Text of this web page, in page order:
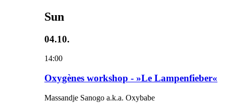
Sun
04.10.
14:00
Oxygènes workshop - »Le Lampenfieber«
Massandje Sanogo a.k.a. Oxybabe